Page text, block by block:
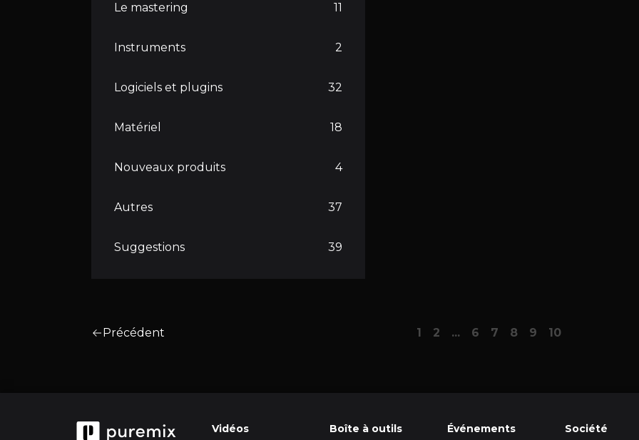
Le mastering 11
Instruments 2
Logiciels et plugins 32
Matériel 18
Nouveaux produits 4
Autres 37
Suggestions 39
Précédent 1 2 ... 6 7 8 9 10
Vidéos Boîte à outils Événements Société